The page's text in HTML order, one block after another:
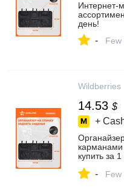
день!
- Few
Wildberries
14.53 $
+
карманами
купить за
- Few